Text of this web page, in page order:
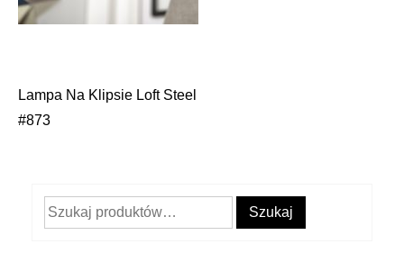
Nawigacja
Lampa Na Klipsie Loft Steel
#873
Szukaj: Szukaj